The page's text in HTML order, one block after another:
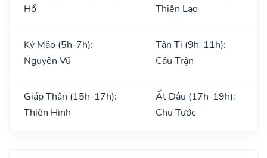
Hổ
Thiên Lao
Kỷ Mão (5h-7h):
Nguyên Vũ
Tân Tị (9h-11h):
Câu Trận
Giáp Thân (15h-17h):
Thiên Hình
Ất Dậu (17h-19h):
Chu Tước